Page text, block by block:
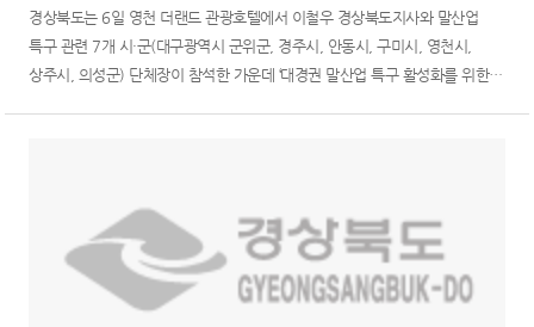
경상북도는 6일 영천 더랜드 관광호텔에서 이철우 경상북도지사와 말산업
특구 관련 7개 시·군(대구광역시 군위군, 경주시, 안동시, 구미시, 영천시,
상주시, 의성군) 단체장이 참석한 가운데 ‘대경권 말산업 특구 활성화를 위한